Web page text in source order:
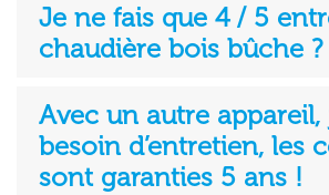
Je ne fais que 4 / 5
chaudière bois bûche ?
Avec un autre appareil,
besoin d’entretien, les
sont garanties 5 ans !